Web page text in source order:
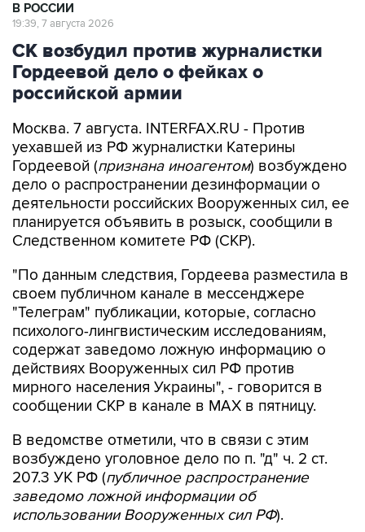
В РОССИИ
19:39, 7 августа 2026
СК возбудил против журналистки
Гордеевой дело о фейках о
российской армии
Москва. 7 августа. INTERFAX.RU - Против
уехавшей из РФ журналистки Катерины
Гордеевой (признана иноагентом) возбуждено
дело о распространении дезинформации о
деятельности российских Вооруженных сил, ее
планируется объявить в розыск, сообщили в
Следственном комитете РФ (СКР).
"По данным следствия, Гордеева разместила в
своем публичном канале в мессенджере
"Телеграм" публикации, которые, согласно
психолого-лингвистическим исследованиям,
содержат заведомо ложную информацию о
действиях Вооруженных сил РФ против
мирного населения Украины", - говорится в
сообщении СКР в канале в MAX в пятницу.
В ведомстве отметили, что в связи с этим
возбуждено уголовное дело по п. "д" ч. 2 ст.
207.3 УК РФ (публичное распространение
заведомо ложной информации об
использовании Вооруженных сил РФ).